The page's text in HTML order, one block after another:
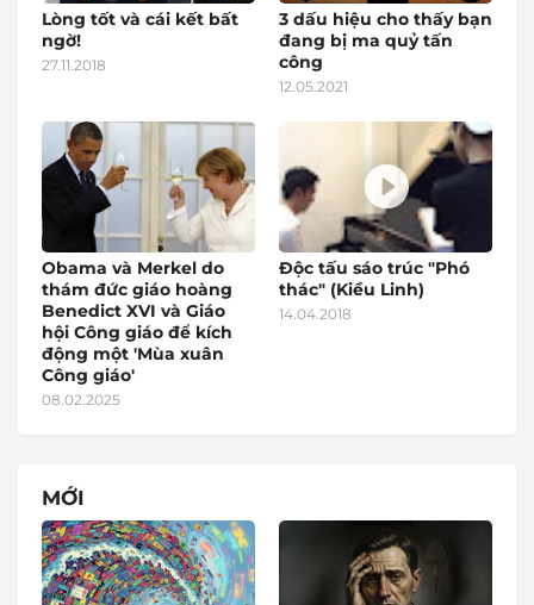
Lòng tốt và cái kết bất
ngờ!
27.11.2018
3 dấu hiệu cho thấy bạn
đang bị ma quỷ tấn
công
12.05.2021
Obama và Merkel do
thám đức giáo hoàng
Benedict XVI và Giáo
hội Công giáo để kích
động một 'Mùa xuân
Công giáo'
08.02.2025
Độc tấu sáo trúc "Phó
thác" (Kiều Linh)
14.04.2018
MỚI